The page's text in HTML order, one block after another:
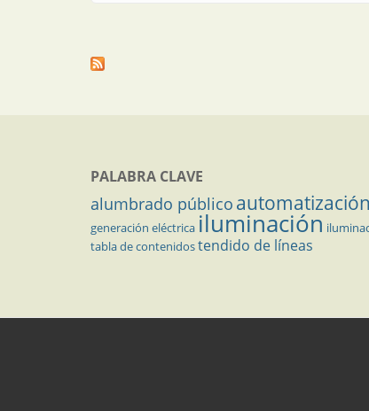
PALABRA CLAVE
alumbrado público automatización
generación eléctrica iluminación
tabla de contenidostendido de líneas